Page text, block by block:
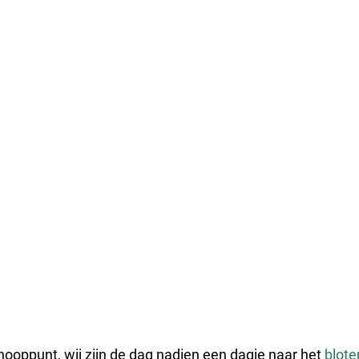
wij zijn de dag nadien een dagje naar het